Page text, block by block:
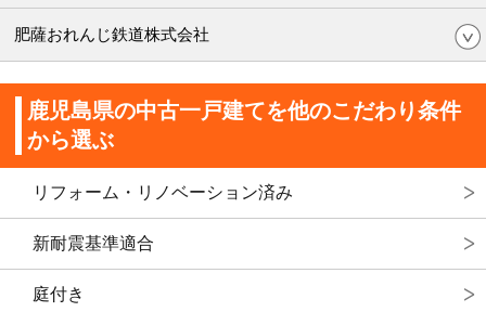
肥薩おれんじ鉄道株式会社
鹿児島県の中古一戸建てを他のこだわり条件
から選ぶ
リフォーム・リノベーション済み
新耐震基準適合
庭付き